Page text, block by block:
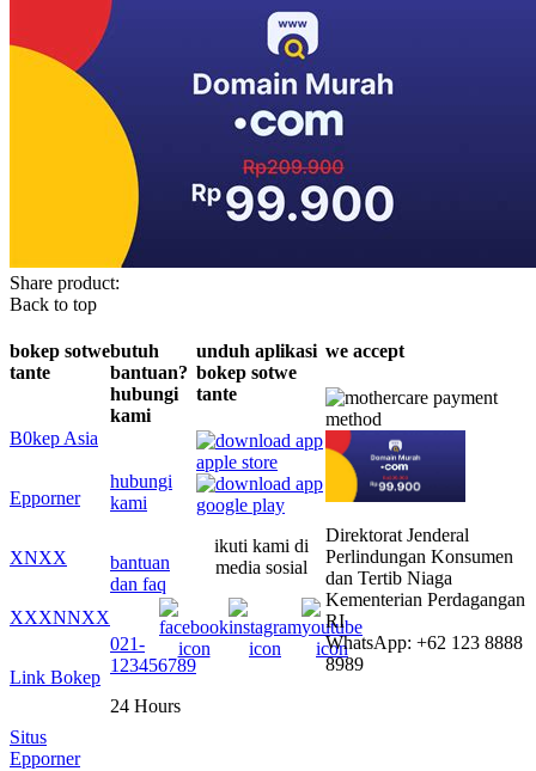
Share product:
Back to top
bokep sotwe
tante
B0kep Asia
Epporner
XNXX
XXXNNXX
Link Bokep
Situs
Epporner
butuh
bantuan?
hubungi
kami
hubungi
kami
bantuan
dan faq
021-
123456789
24 Hours
unduh aplikasi
bokep sotwe
tante
ikuti kami di
media sosial
we accept
Direktorat Jenderal
Perlindungan Konsumen
dan Tertib Niaga
Kementerian Perdagangan
RI
WhatsApp: +62 123 8888
8989